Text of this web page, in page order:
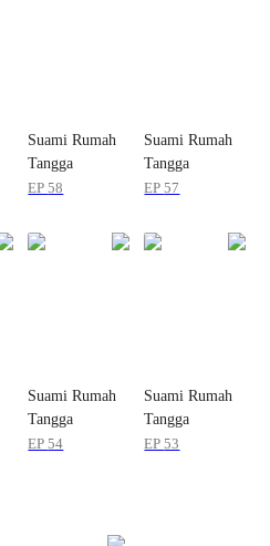
Suami Rumah
Tangga
EP58
Suami Rumah
Tangga
EP57
Suami Rumah
Tangga
EP54
Suami Rumah
Tangga
EP53